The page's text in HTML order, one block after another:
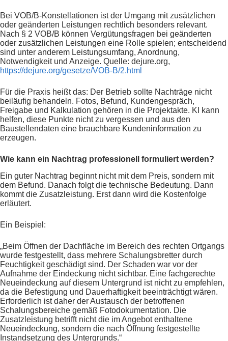
Bei VOB/B-Konstellationen ist der Umgang mit zusätzlichen
oder geänderten Leistungen rechtlich besonders relevant.
Nach § 2 VOB/B können Vergütungsfragen bei geänderten
oder zusätzlichen Leistungen eine Rolle spielen; entscheidend
sind unter anderem Leistungsumfang, Anordnung,
Notwendigkeit und Anzeige. Quelle: dejure.org,
https://dejure.org/gesetze/VOB-B/2.html
Für die Praxis heißt das: Der Betrieb sollte Nachträge nicht
beiläufig behandeln. Fotos, Befund, Kundengespräch,
Freigabe und Kalkulation gehören in die Projektakte. KI kann
helfen, diese Punkte nicht zu vergessen und aus den
Baustellendaten eine brauchbare Kundeninformation zu
erzeugen.
Wie kann ein Nachtrag professionell formuliert werden?
Ein guter Nachtrag beginnt nicht mit dem Preis, sondern mit
dem Befund. Danach folgt die technische Bedeutung. Dann
kommt die Zusatzleistung. Erst dann wird die Kostenfolge
erläutert.
Ein Beispiel:
„Beim Öffnen der Dachfläche im Bereich des rechten Ortgangs
wurde festgestellt, dass mehrere Schalungsbretter durch
Feuchtigkeit geschädigt sind. Der Schaden war vor der
Aufnahme der Eindeckung nicht sichtbar. Eine fachgerechte
Neueindeckung auf diesem Untergrund ist nicht zu empfehlen,
da die Befestigung und Dauerhaftigkeit beeinträchtigt wären.
Erforderlich ist daher der Austausch der betroffenen
Schalungsbereiche gemäß Fotodokumentation. Die
Zusatzleistung betrifft nicht die im Angebot enthaltene
Neueindeckung, sondern die nach Öffnung festgestellte
Instandsetzung des Untergrunds.“